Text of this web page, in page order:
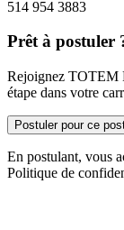
514 954 3883
Prêt à postuler
Rejoignez TOTEM
étape dans votre
Postuler pour ce
En postulant, vous
Politique de